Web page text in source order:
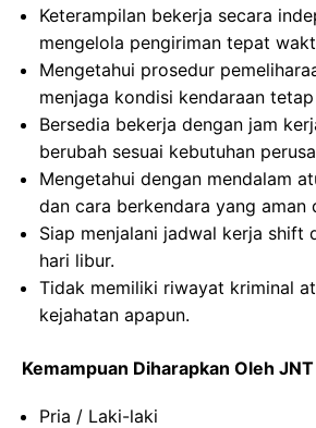
Keterampilan bekerja secara
mengelola pengiriman tepat
Mengetahui prosedur
menjaga kondisi kendaraan
Bersedia bekerja dengan jam
berubah sesuai kebutuhan
Mengetahui dengan mendalam
dan cara berkendara yang aman
Siap menjalani jadwal kerja shift
hari libur.
Tidak memiliki riwayat kriminal
kejahatan apapun.
Kemampuan Diharapkan Oleh
Pria / Laki-laki